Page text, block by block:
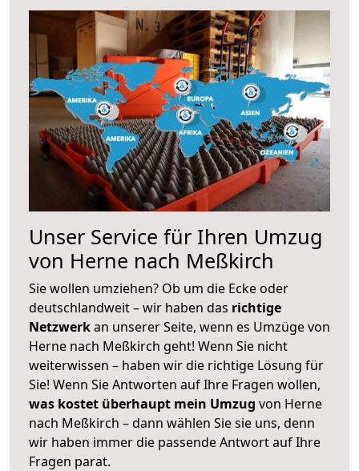
Unser Service für Ihren Umzug
von Herne nach Meßkirch
Sie wollen umziehen? Ob um die Ecke oder
deutschlandweit – wir haben das richtige
Netzwerkan unserer Seite, wenn es Umzüge von
Herne nach Meßkirch geht! Wenn Sie nicht
weiterwissen – haben wir die richtige Lösung für
Sie! Wenn Sie Antworten auf Ihre Fragen wollen,
was kostet überhaupt mein Umzug von Herne
nach Meßkirch – dann wählen Sie sie uns, denn
wir haben immer die passende Antwort auf Ihre
Fragen parat.